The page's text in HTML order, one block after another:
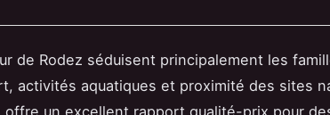
de Rodez séduisent principalement les
activités aquatiques et proximité des sites
offre un excellent rapport qualité-prix pour